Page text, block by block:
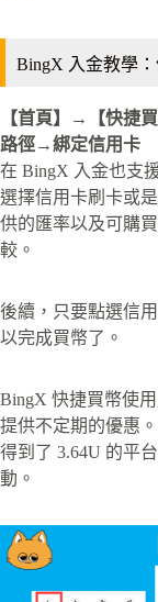
BingX 入金教學
【首頁】→【快捷
路徑→綁定信用卡
在 BingX 入金也支
選擇信用卡刷卡或
供的匯率以及可購
較。
後續，只要點選信
以完成買幣了。
BingX 快捷買幣使
提供不定期的優惠
得到了 3.64U 的平
動。